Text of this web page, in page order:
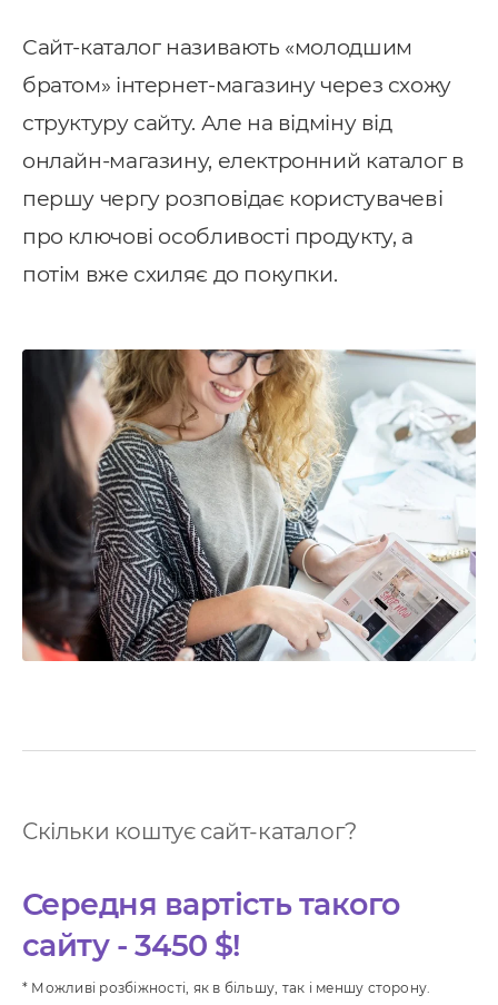
Послуги
розробка CRM
CRM
маркетинг
Сайт-каталог називають «молодшим
братом» інтернет-магазину через схожу
структуру сайту. Але на відміну від
онлайн-магазину, електронний каталог в
першу чергу розповідає користувачеві
про ключові особливості продукту, а
потім вже схиляє до покупки.
Скільки коштує сайт-каталог?
Середня вартість такого
сайту - 3450 $!
* Можливі розбіжності, як в більшу, так і меншу сторону.